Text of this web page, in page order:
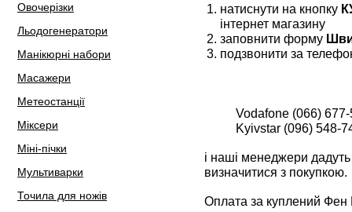
Овочерізки
Льодогенератори
Манікюрні набори
Масажери
Метеостанції
Міксери
Міні-пічки
Мультиварки
Точила для ножів
натиснути на кнопку
інтернет магазину
заповнити форму
подзвонити за
Vodafone (066)
Kyivstar (096) 548-
і наші менеджери
визначитися з покупкою.
Оплата за куплений